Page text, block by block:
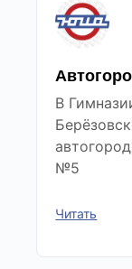
В
№5
Читать